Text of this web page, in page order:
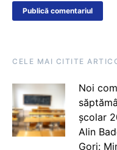
CELE MAI CITITE
Noi
școlar
Alin
Gorj: